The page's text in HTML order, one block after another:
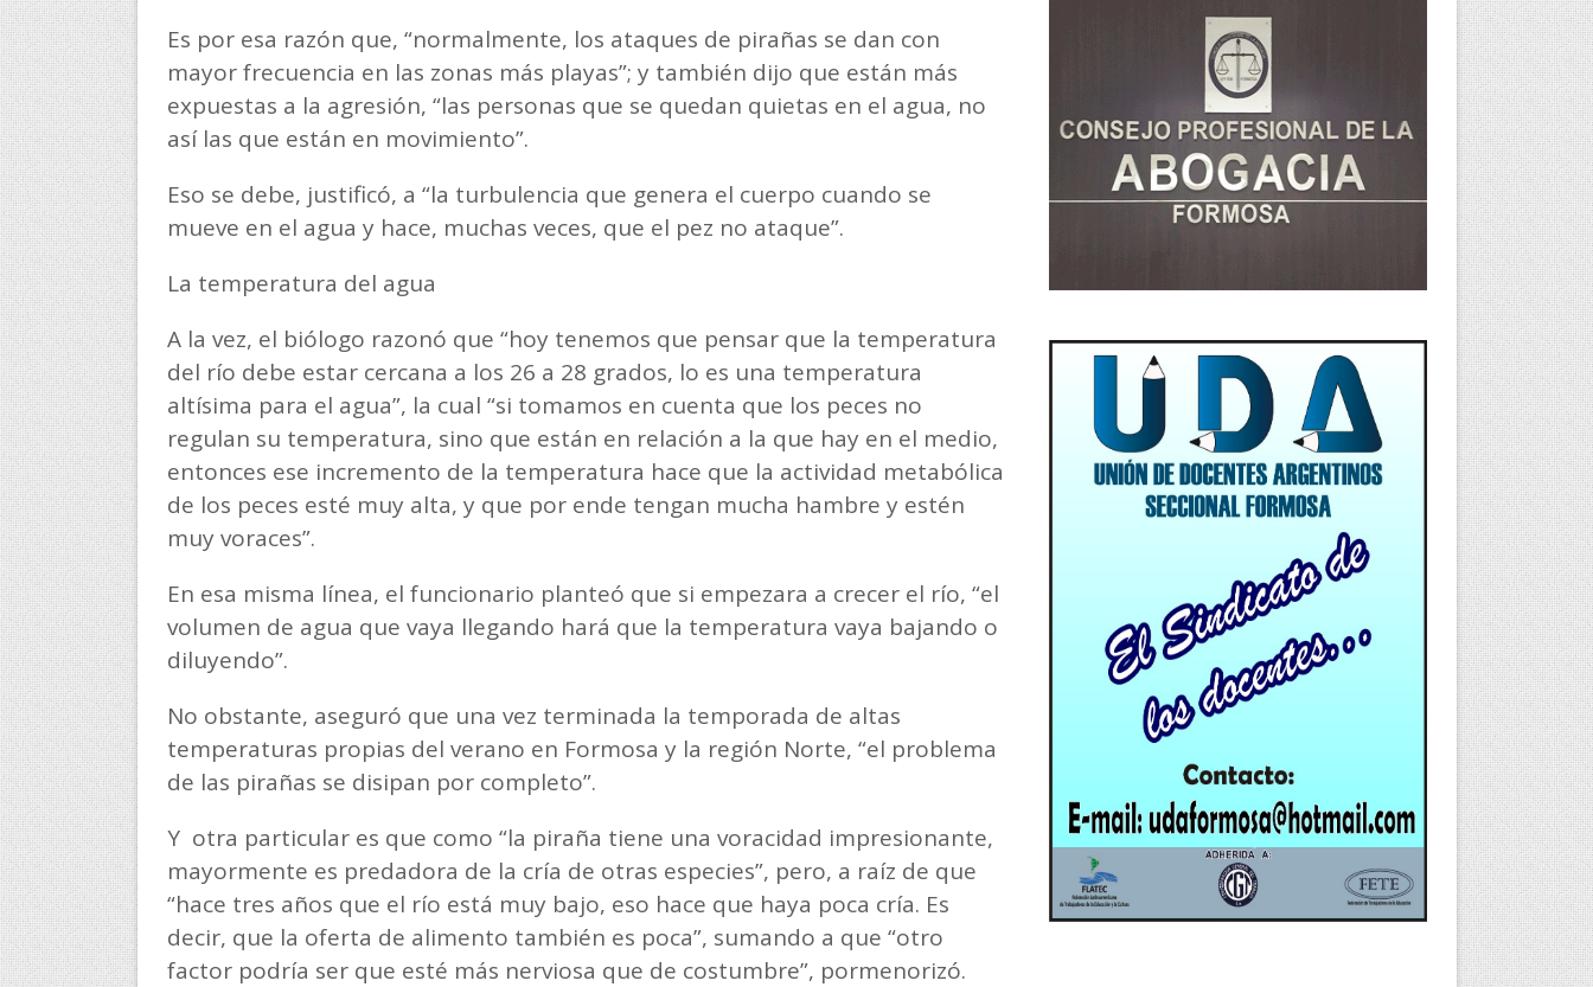
Es por esa razón que, “normalmente, los ataques de pirañas se dan con
mayor frecuencia en las zonas más playas”; y también dijo que están más
expuestas a la agresión, “las personas que se quedan quietas en el agua, no
así las que están en movimiento”.
Eso se debe, justificó, a “la turbulencia que genera el cuerpo cuando se
mueve en el agua y hace, muchas veces, que el pez no ataque”.
La temperatura del agua
A la vez, el biólogo razonó que “hoy tenemos que pensar que la temperatura
del río debe estar cercana a los 26 a 28 grados, lo es una temperatura
altísima para el agua”, la cual “si tomamos en cuenta que los peces no
regulan su temperatura, sino que están en relación a la que hay en el medio,
entonces ese incremento de la temperatura hace que la actividad metabólica
de los peces esté muy alta, y que por ende tengan mucha hambre y estén
muy voraces”.
En esa misma línea, el funcionario planteó que si empezara a crecer el río, “el
volumen de agua que vaya llegando hará que la temperatura vaya bajando o
diluyendo”.
No obstante, aseguró que una vez terminada la temporada de altas
temperaturas propias del verano en Formosa y la región Norte, “el problema
de las pirañas se disipan por completo”.
Y otra particular es que como “la piraña tiene una voracidad impresionante,
mayormente es predadora de la cría de otras especies”, pero, a raíz de que
“hace tres años que el río está muy bajo, eso hace que haya poca cría. Es
decir, que la oferta de alimento también es poca”, sumando a que “otro
factor podría ser que esté más nerviosa que de costumbre”, pormenorizó.